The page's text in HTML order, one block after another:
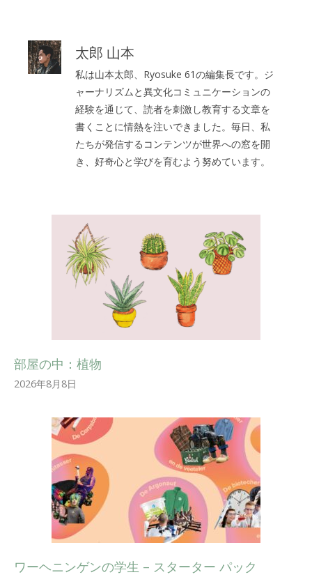
太郎 山本
私は山本太郎、Ryosuke 61の編集長です。ジ
ャーナリズムと異文化コミュニケーションの
経験を通じて、読者を刺激し教育する文章を
書くことに情熱を注いできました。毎日、私
たちが発信するコンテンツが世界への窓を開
き、好奇心と学びを育むよう努めています。
部屋の中：植物
2026年8月8日
ワーヘニンゲンの学生 – スターター パック